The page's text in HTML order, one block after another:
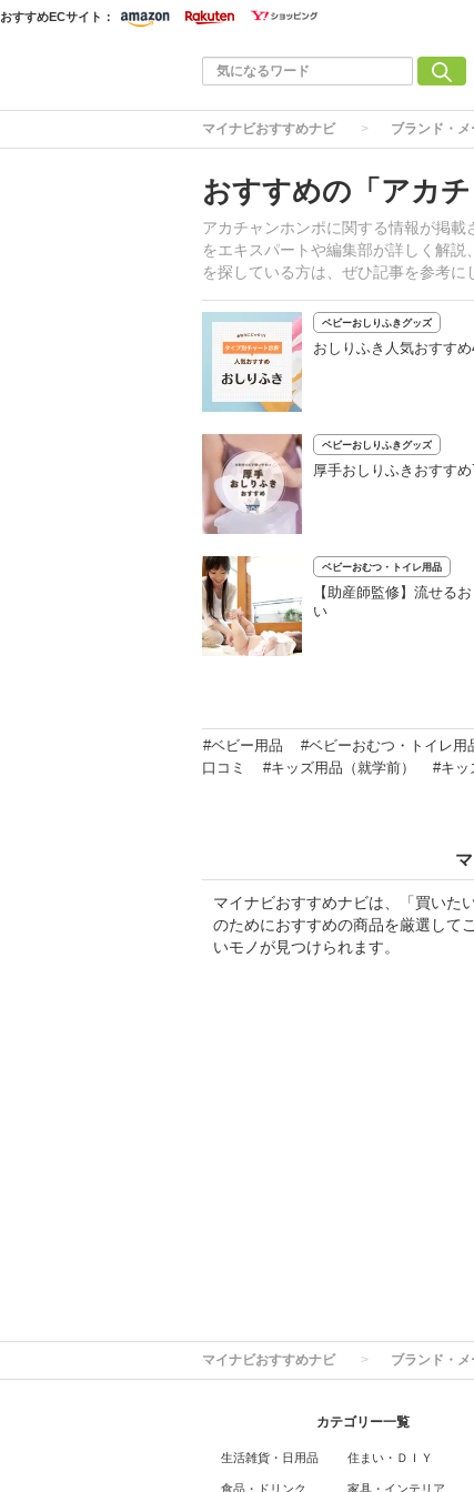
おすすめECサイト：
マイナビおすすめナビ ブランド・
おすすめの「アカ
アカチャンホンポに関する情報が掲
をエキスパートや編集部が詳しく解
を探している方は、ぜひ記事を参考に
ベビーおしりふきグッズ
おしりふき人気おすす
ベビーおしりふきグッズ
厚手おしりふきおすす
ベビーおむつ・トイレ用品
【助産師監修】流せる
い
#ベビー用品 #ベビーおむつ・トイレ用
口コミ
#キッズ用品（就学前） #キッ
マイナビおすすめナビは、「買いた
のためにおすすめの商品を厳選して
いモノが見つけられます。
マイナビおすすめナビ ブランド・
カテゴリー一覧
生活雑貨・日用品
食品・ドリンク
住まい・ＤＩＹ
家具・インテリア